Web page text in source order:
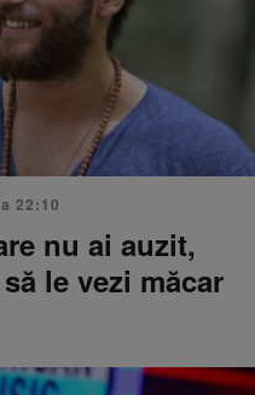
22:10
nu ai auzit,
le vezi măcar